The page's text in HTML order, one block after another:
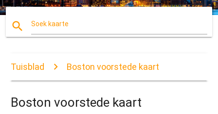
search Soek kaarte
Tuisblad Boston voorstede kaart
Boston voorstede kaart